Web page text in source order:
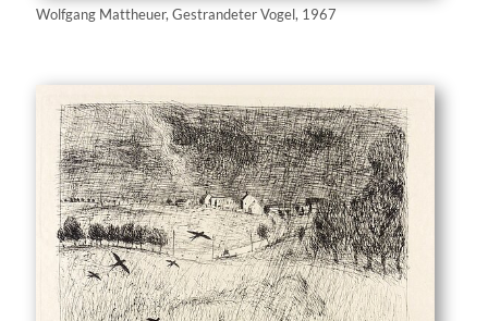
Wolfgang Mattheuer, Gestrandeter Vogel, 1967